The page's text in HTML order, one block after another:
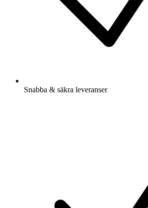
Snabba & säkra leveranser